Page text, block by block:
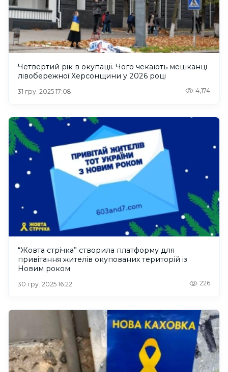
Четвертий рік в окупації. Чого чекають мешканці
лівобережної Херсонщини у 2026 році
31 гру. 2025 17:08 4,174
“Жовта стрічка” створила платформу для
привітання жителів окупованих територій із
Новим роком
30 гру. 2025 16:22 226